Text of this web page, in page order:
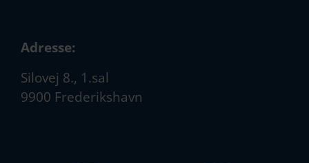
Adresse:
Silovej 8., 1.sal
9900 Frederikshavn